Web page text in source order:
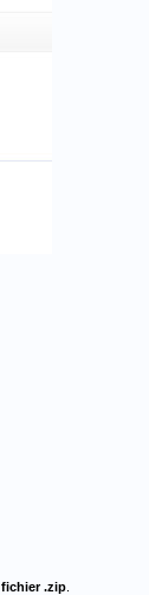
fichier .zip